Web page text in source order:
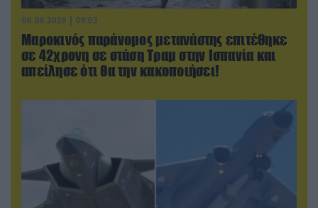
06.08.2026 | 09:03
Μαροκινός παράνομος μετανάστης επιτέθηκε
σε 42χρονη σε στάση Τραμ στην Ισπανία και
απείλησε ότι θα την κακοποιήσει!